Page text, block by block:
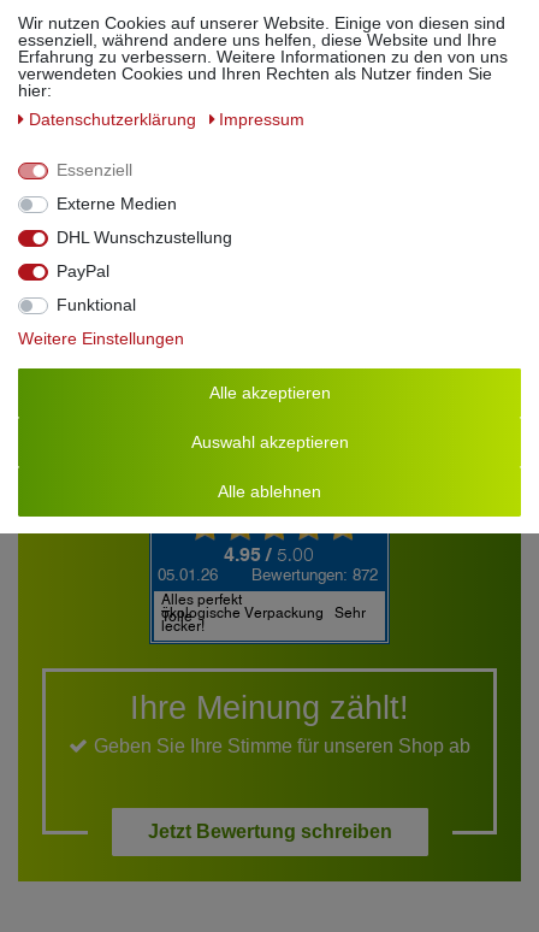
Im Lieferumfang enthalten sind:
Set 1:
Set 2:
5L Alte Pflaumemit 2x 0,5L Flaschen & 2 Ausgießern
Bast, Flaschenkapseln & Geschenkanhänger
Verkehrsbezeichnung:
Alkoholgehalt:
40% Vol.
Ihre Meinung zählt!
Geben Sie Ihre Stimme für unseren Shop ab
Jetzt Bewertung schreiben
Wir nutzen Cookies auf unserer Website. Einige von diesen sind
essenziell, während andere uns helfen, diese Website und Ihre
Erfahrung zu verbessern. Weitere Informationen zu den von uns
verwendeten Cookies und Ihren Rechten als Nutzer finden Sie
hier:
Daten­schutz­erklärung
Impressum
Essenziell
Externe Medien
DHL Wunschzustellung
PayPal
Funktional
Weitere Einstellungen
Alle akzeptieren
Auswahl akzeptieren
Alle ablehnen